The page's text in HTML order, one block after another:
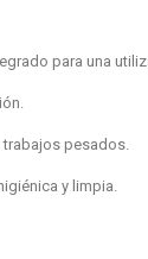
para una
trabajos pesados.
y limpia.